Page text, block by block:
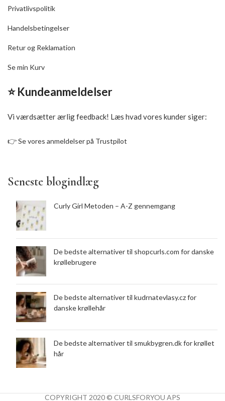
Privatlivspolitik
Handelsbetingelser
Retur og Reklamation
Se min Kurv
⭐ Kundeanmeldelser
Vi værdsætter ærlig feedback! Læs hvad vores kunder siger:
👉Se vores anmeldelser på Trustpilot
Seneste blogindlæg
Curly Girl Metoden – A-Z gennemgang
De bedste alternativer til shopcurls.com for danske
krøllebrugere
De bedste alternativer til kudrnatevlasy.cz for
danske krøllehår
De bedste alternativer til smukbygren.dk for krøllet
hår
COPYRIGHT 2020 © CURLSFORYOU APS